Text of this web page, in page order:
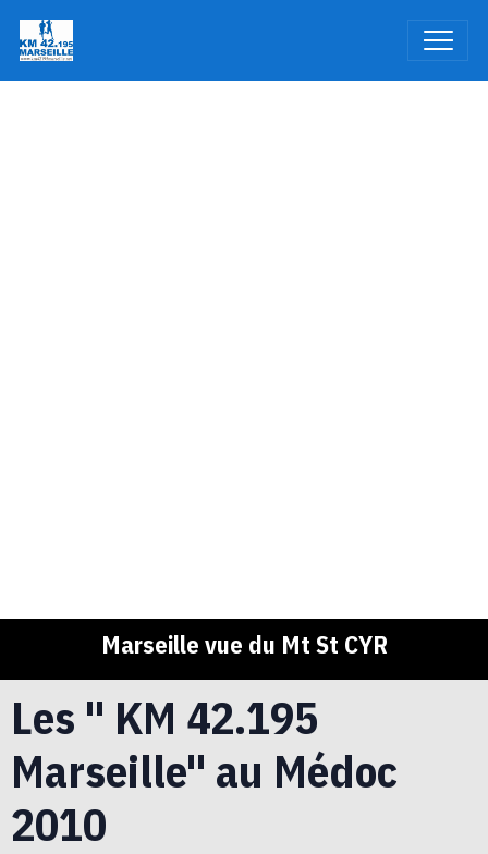
Marseille vue du Mt St CYR
Les " KM 42.195
Marseille" au Médoc
2010